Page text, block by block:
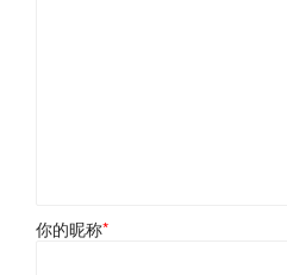
你的昵称*